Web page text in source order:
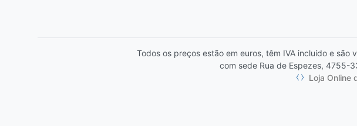
Todos os preços estão em euros, têm IVA incluído e são
com sede Rua de Espezes, 4755-
Loja Online